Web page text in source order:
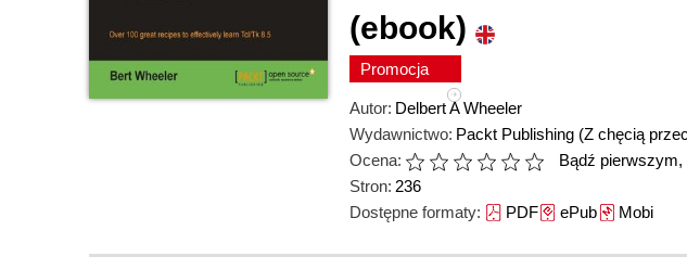
(ebook)
Promocja
Autor: Delbert A Wheeler
Wydawnictwo: Packt Publishing (Z chęcią
Ocena:
Bądź
Stron: 236
Dostępne formaty: PDFePubMobi